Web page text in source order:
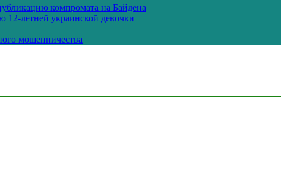
компромата на Байдена
летней украинской девочки
мошенничества